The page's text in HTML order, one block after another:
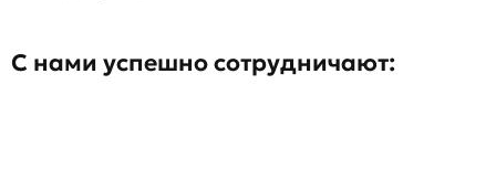
С нами успешно сотрудничают: